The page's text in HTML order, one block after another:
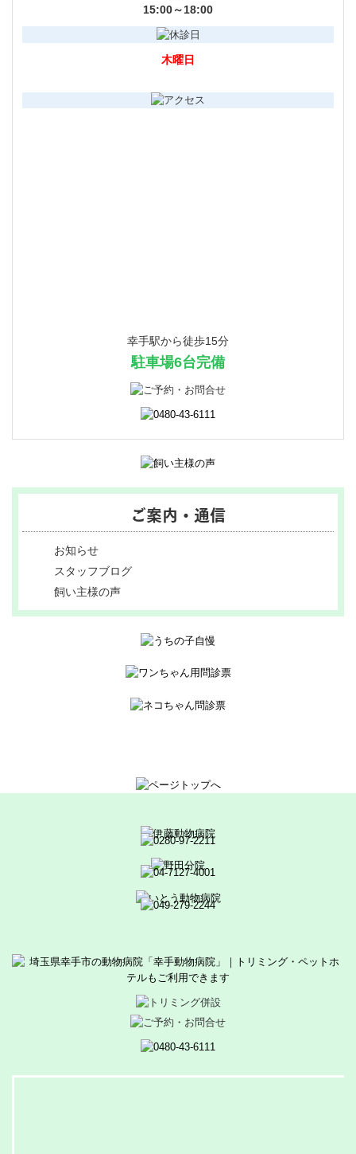
15:00～18:00
木曜日
幸手駅から徒歩15分
駐車場6台完備
ご案内・通信
お知らせ
スタッフブログ
飼い主様の声